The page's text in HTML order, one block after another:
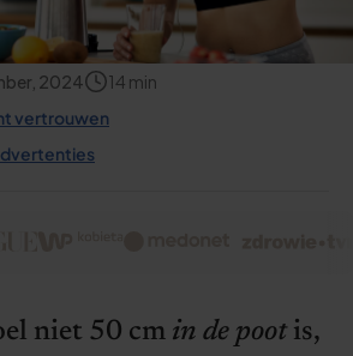
2024 14 min
vertrouwen
niet 50 cm in de poot is,